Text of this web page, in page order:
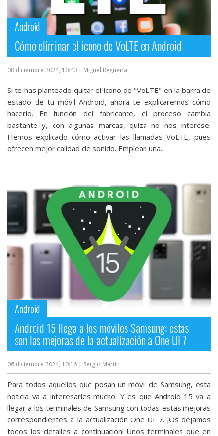
Operadores
Trucos
y
Tutoriales
Ciberseguridad
Sistemas
operativos
+
Más
temas
Foros
Contacto
/
Sobre
nosotros
/
Publicidad
/
Cambiar
opciones
de
Android
Cómo eliminar el icono de VoLTE en Android
08 diciembre 2024, 10:40 | Miguel Regueira
Si te has planteado quitar el icono de "VoLTE" en la barra de
estado de tu móvil Android, ahora te explicaremos cómo
hacerlo. En función del fabricante, el proceso cambia
bastante y, con algunas marcas, quizá no nos interese.
Hemos explicado cómo activar las llamadas VoLTE, pues
ofrecen mejor calidad de sonido. Emplean una...
Android
Android 15 llega a los móviles Samsung: estas
son las mejoras de la actualización a One UI 7
06 diciembre 2024, 10:16 | Sergio Martín
Para todos aquellos que posan un móvil de Samsung, esta
noticia va a interesarles mucho. Y es que Android 15 va a
llegar a los terminales de Samsung con todas estas mejoras
correspondientes a la actualización One UI 7. ¡Os dejamos
todos los detalles a continuación! Unos terminales que en